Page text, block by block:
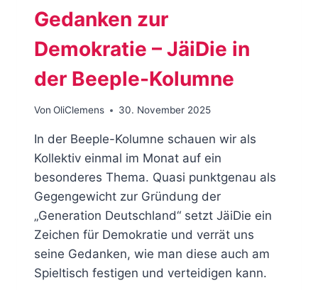
Gedanken zur
Demokratie – JäiDie in
der Beeple-Kolumne
Von OliClemens 30. November 2025
In der Beeple-Kolumne schauen wir als
Kollektiv einmal im Monat auf ein
besonderes Thema. Quasi punktgenau als
Gegengewicht zur Gründung der
„Generation Deutschland“ setzt JäiDie ein
Zeichen für Demokratie und verrät uns
seine Gedanken, wie man diese auch am
Spieltisch festigen und verteidigen kann.